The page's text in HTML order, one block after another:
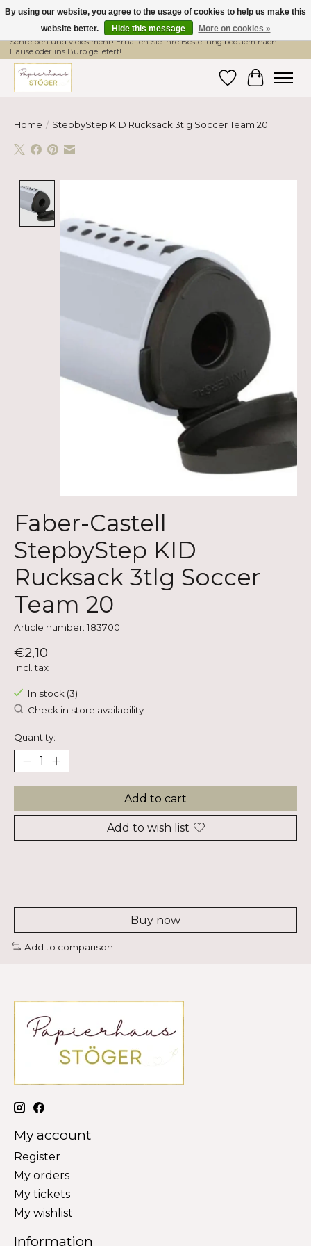
Hier finden Sie hochwertige Produkte im Bereich Schule, Büro, Papier,
Schreiben und vieles mehr! Erhalten Sie Ihre Bestellung bequem nach
Hause oder ins Büro geliefert!
WishlistCart
Home / StepbyStep KID Rucksack 3tlg Soccer Team 20
Faber-Castell
StepbyStep KID
Rucksack 3tlg Soccer
Team 20
Article number: 183700
€2,10
Incl. tax
In stock (3)
Check in store availability
Quantity:
Add to cart
Add to wish list
Buy now
Add to comparison
My account
Register
My orders
My tickets
My wishlist
Information
By using our website, you agree to the usage of cookies to help us make this
website better.
Hide this message More on cookies »